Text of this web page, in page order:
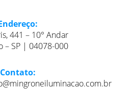
441 – 10° Andar
– SP | 04078-000
Contato: